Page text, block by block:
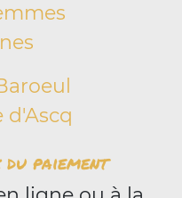
d'Ascq
paiement